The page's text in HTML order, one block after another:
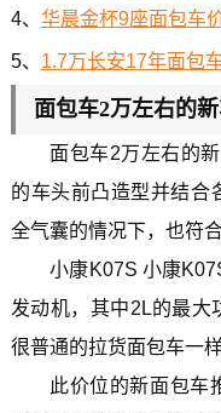
4、 华晨金杯9座面包车
5、 1.7万长安17年面包
面包车2万左右的
面包车2万左右的
的车头前凸造型并结合
全气囊的情况下，也符
小康K07S 小康
发动机，其中2L的最大
很普通的拉货面包车一
此价位的新面包车